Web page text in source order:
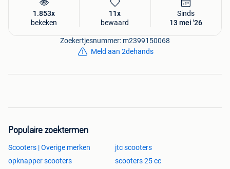
1.853x
bekeken
11x
bewaard
Sinds
13 mei '26
Zoekertjesnummer: m2399150068
Meld aan 2dehands
Populaire zoektermen
Scooters | Overige merken
jtc scooters
opknapper scooters
scooters 25 cc